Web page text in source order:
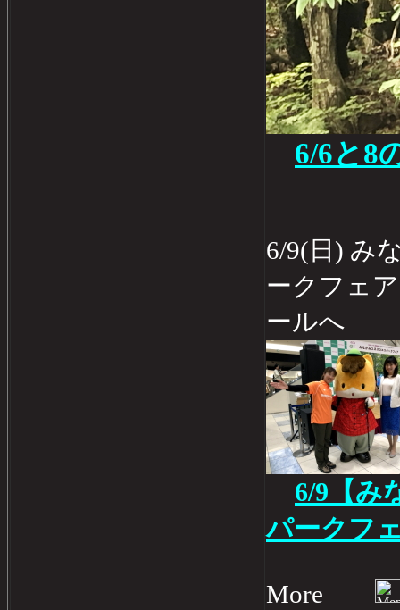
6/6と8
6/9(日) み
ークフェ
ールへ
6/9【み
パークフ
More